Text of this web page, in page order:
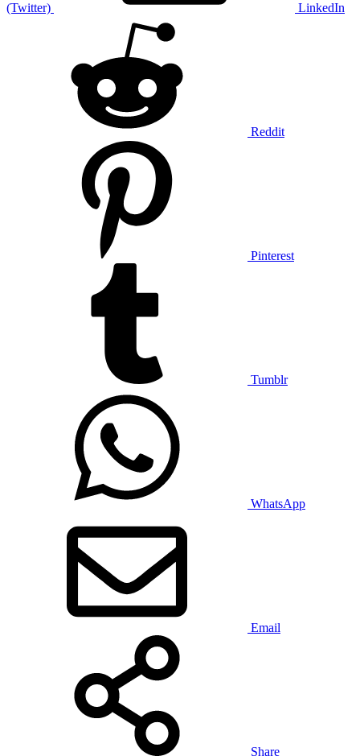
(Twitter) LinkedIn
Reddit
Pinterest
Tumblr
WhatsApp
Email
Share